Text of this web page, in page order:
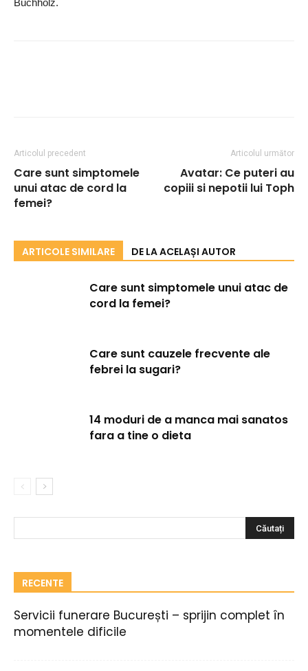
Buchholz.
Articolul precedent
Care sunt simptomele
unui atac de cord la
femei?
Articolul următor
Avatar: Ce puteri au
copiii si nepotii lui Toph
ARTICOLE SIMILARE DE LA ACELAȘI AUTOR
Care sunt simptomele unui atac de
cord la femei?
Care sunt cauzele frecvente ale
febrei la sugari?
14 moduri de a manca mai sanatos
fara a tine o dieta
RECENTE
Servicii funerare București – sprijin complet în
momentele dificile